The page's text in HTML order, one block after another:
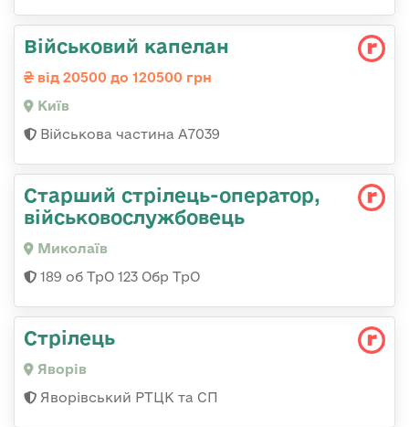
Військовий капелан
від 20500 до 120500 грн
Київ
Військова частина А7039
Старший стрілець-оператор,
військовослужбовець
Миколаїв
189 об ТрО 123 Обр ТрО
Стрілець
Яворів
Яворівський РТЦК та СП